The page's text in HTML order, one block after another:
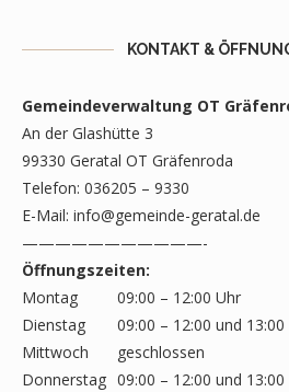
KONTAKT &
Gemeindeverwaltung OT
An der Glashütte 3
99330 Geratal OT Gräfenroda
Telefon: 036205 – 9330
E-Mail: info@gemeinde-geratal.de
———————————-
Öffnungszeiten:
Montag
09:00 – 12:00 Uhr
Dienstag
09:00 – 12:00 und
Mittwoch
geschlossen
Donnerstag 09:00 – 12:00 und